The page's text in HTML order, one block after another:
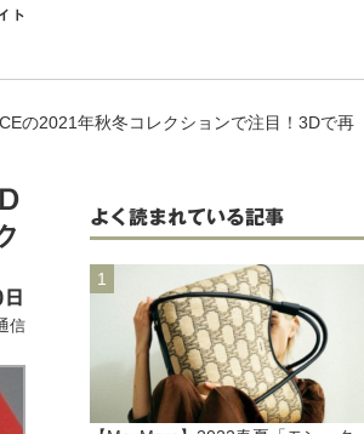
ト
の2021年秋冬コレクションで注目！3Dで再
信
よく読まれている記事